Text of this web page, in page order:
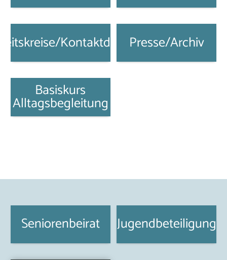
KontaktdatenPresse/Archiv
Basiskurs
Alltagsbegleitung
Seniorenbeirat Jugendbeteiligung